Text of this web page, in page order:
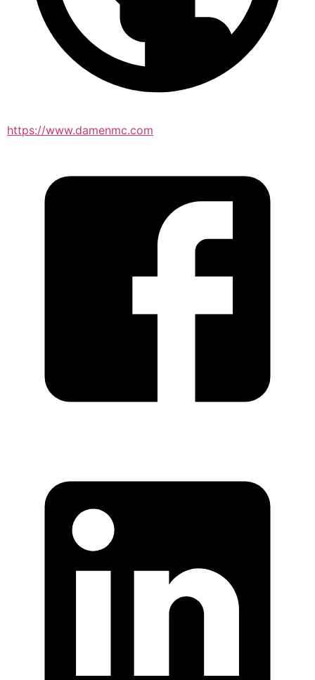
https://www.damenmc.com